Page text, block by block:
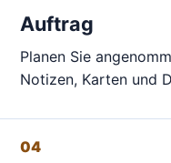
Auftrag
Planen Sie
Notizen, Karten und
04